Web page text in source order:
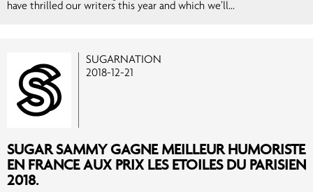
have thrilled our writers this year and which we’ll...
SUGARNATION
2018-12-21
SUGAR SAMMY GAGNE MEILLEUR HUMORISTE
EN FRANCE AUX PRIX LES ETOILES DU PARISIEN
2018.